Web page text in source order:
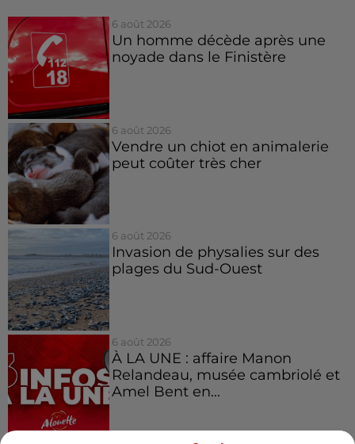
6 août 2026
Un homme décède après une
noyade dans le Finistère
6 août 2026
Vendre un chiot en animalerie
peut coûter très cher
6 août 2026
Invasion de physalies sur des
plages du Sud-Ouest
6 août 2026
À LA UNE : affaire Manon
Relandeau, musée cambriolé et
Amel Bent en...